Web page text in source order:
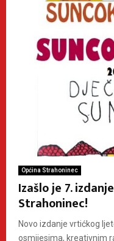
Općina Strahoninec
Izašlo je 7.
Strahoninec!
Novo izdanje vrtićkog
osmijesima, kreativnim